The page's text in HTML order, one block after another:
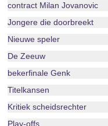
contract Milan Jovanovic
Jongere die doorbreekt
Nieuwe speler
De Zeeuw
bekerfinale Genk
Titelkansen
Kritiek scheidsrechter
Play-offs